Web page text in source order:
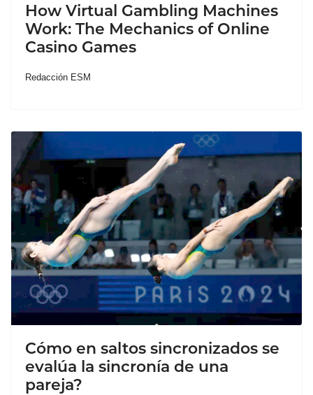
How Virtual Gambling Machines
Work: The Mechanics of Online
Casino Games
Redacción ESM
Cómo en saltos sincronizados se
evalúa la sincronía de una
pareja?